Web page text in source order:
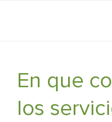
En que
los